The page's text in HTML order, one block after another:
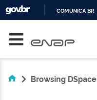
COMUNICA BR
Browsing DSpace